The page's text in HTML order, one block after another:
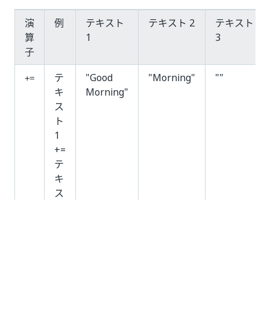
演
算
子
例
テキスト
1
テキスト 2
テキスト
3
+=
テ
キ
ス
ト
1
+=
テ
キ
ス
"Good
Morning"
"Morning" ""